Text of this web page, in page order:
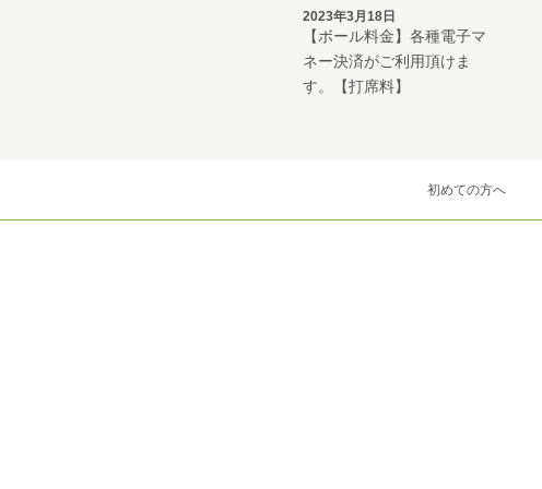
2023年3月18日
【ボール料金】各種電子マ
ネー決済がご利用頂けま
す。【打席料】
初めての方へ